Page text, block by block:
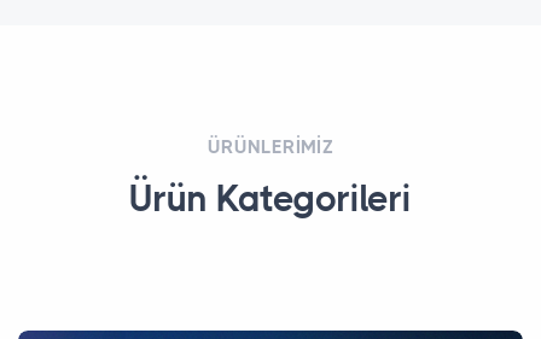
ÜRÜNLERIMIZ
Ürün Kategorileri